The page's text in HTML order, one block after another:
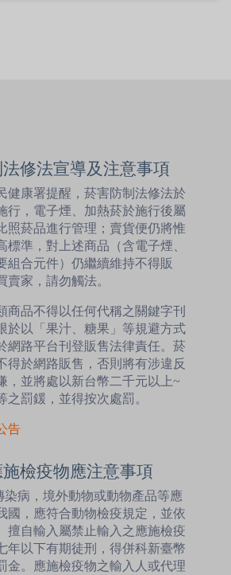
修法宣導及注意事項
健康署提醒，菸害防制法修法於
行，電子煙、加熱菸於施行後屬
照菸品進行管理；賣貨便仍將惟
標準，對上述商品（含電子煙、
組合元件）仍繼續維持不得販
賣家，請勿觸法。
商品不得以任何代稱之關鍵字刊
於以「果汁、糖果」等規避方式
網路平台刊登販售法律責任。菸
得於網路販售，否則將有涉違反
，並將處以新台幣二千元以上~
之罰鍰，並得按次處罰。
告
檢疫物應注意事項
染病，境外動物或動物產品等應
國，應符合動物檢疫規定，並依
擅自輸入屬禁止輸入之應施檢疫
年以下有期徒刑，得併科新臺幣
金。應施檢疫物之輸入人或代理